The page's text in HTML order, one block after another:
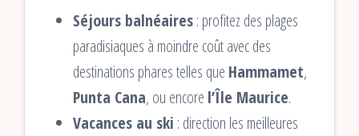
Séjours balnéaires: profitez des plages
paradisiaques à moindre coût avec des
destinations phares telles que Hammamet,
Punta Cana, ou encore l’Île Maurice.
Vacances au ski : direction les meilleures